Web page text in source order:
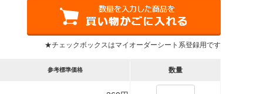
★チェックボックスはマイオーダーシート系登録用です
参考標準価格 数量